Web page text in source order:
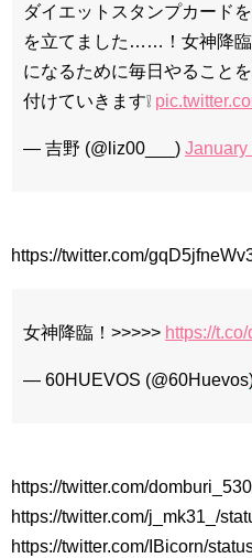
ダイエットスタンプカード
を立てました……！女神降
になるために毎日やること
付けていきます❕
— 吉野 (@liz00___) January
https://twitter.com/
女神降臨！>>>>> https://
— 60HUEVOS
https://twitter.com/
https://twitter.com/j_mk31_/
https://twitter.com/IBicorn/